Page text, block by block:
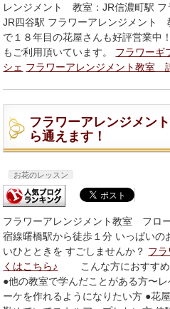
レンジメント 教室：JR信濃町駅
JR四谷駅 フラワーアレンジメント
で１８年目の花屋さんも好評営業中
もご利用頂いています。 フラワー
シェ フラワーアレンジメント教室
フラワーアレンジメ
ら通えます！
お花のレッスン
フラワーアレンジメント教室 フロ
宿線曙橋駅から徒歩１分 いっぱいの
いひとときを すごしませんか？ フ
くはこちら♪ こんな方におすすめ
●他の教室で学んだことがある方〜
ーケを作れるようになりたい方 ●花